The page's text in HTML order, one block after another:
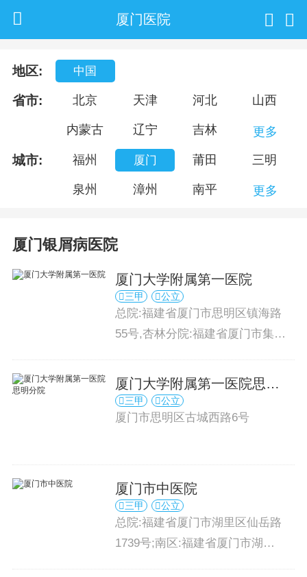
厦门医院
地区: 中国
省市: 北京 天津 河北 山西
内蒙古 辽宁 吉林 更多
城市: 福州 厦门 莆田 三明
泉州 漳州 南平 更多
厦门银屑病医院
厦门大学附属第一医院
三甲 公立
总院:福建省厦门市思明区镇海路
55号,杏林分院:福建省厦门市集美
厦门市思明区福建路60号,鹭江社
区服务中心:福建省厦门市思明区
幸福路3~5号,滨海社区医院:福建
厦门大学附属第一医院思明
分院
三甲 公立
厦门市思明区古城西路6号
厦门市中医院
三甲 公立
总院:福建省厦门市湖里区仙岳路
1739号;南区:福建省厦门市湖里